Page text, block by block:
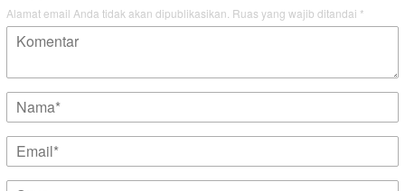
Alamat email Anda tidak akan dipublikasikan. Ruas yang wajib ditandai *